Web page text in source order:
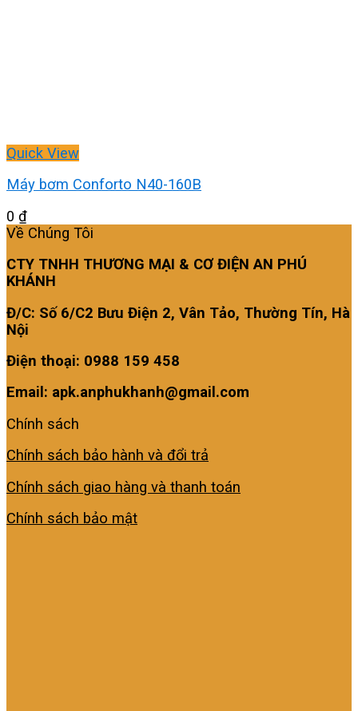
Quick View
Máy bơm Conforto N40-160B
0 ₫
Về Chúng Tôi
CTY TNHH THƯƠNG MẠI & CƠ ĐIỆN AN PHÚ
KHÁNH
Đ/C: Số 6/C2 Bưu Điện 2, Vân Tảo, Thường Tín, Hà
Nội
Điện thoại: 0988 159 458
Email: apk.anphukhanh@gmail.com
Chính sách
Chính sách bảo hành và đổi trả
Chính sách giao hàng và thanh toán
Chính sách bảo mật